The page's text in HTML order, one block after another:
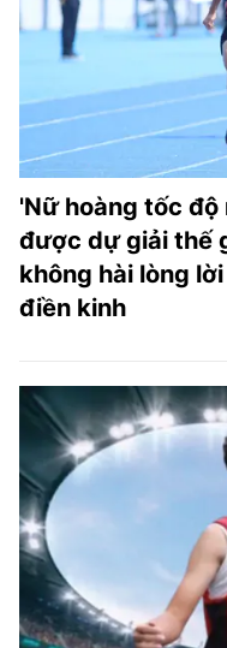
'Nữ hoàng tốc độ
được dự giải thế
không hài lòng
điền kinh